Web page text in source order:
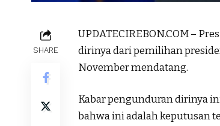
SHARE
UPDATECIREBON.COM –
dirinya dari pemilihan
November mendatang.
Kabar pengunduran dirinya
bahwa ini adalah keputusan